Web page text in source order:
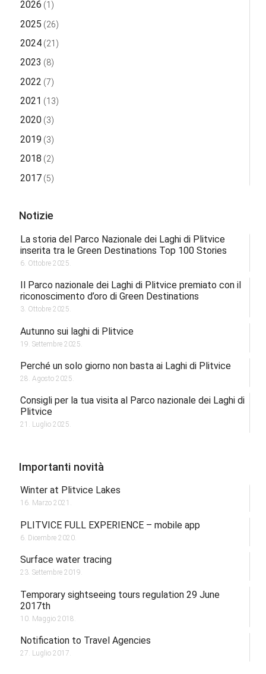
2026 (1)
2025 (26)
2024(21)
2023 (8)
2022 (7)
2021 (13)
2020(3)
2019 (3)
2018 (2)
2017(5)
Notizie
La storia del Parco Nazionale dei Laghi di Plitvice
inserita tra le Green Destinations Top 100 Stories
6. Ottobre 2025.
Il Parco nazionale dei Laghi di Plitvice premiato con il
riconoscimento d’oro di Green Destinations
3. Ottobre 2025.
Autunno sui laghi di Plitvice
19. Settembre 2025.
Perché un solo giorno non basta ai Laghi di Plitvice
28. Agosto 2025.
Consigli per la tua visita al Parco nazionale dei Laghi di
Plitvice
21. Luglio 2025.
Importanti novità
Winter at Plitvice Lakes
16. Marzo 2021.
PLITVICE FULL EXPERIENCE – mobile app
6. Dicembre 2020.
Surface water tracing
23. Settembre 2019.
Temporary sightseeing tours regulation 29 June
2017th
10. Maggio 2018.
Notification to Travel Agencies
27. Luglio 2017.